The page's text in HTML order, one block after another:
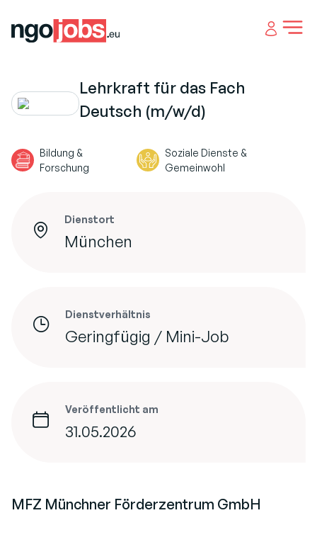
Open
Lehrkraft für das Fach
Deutsch (m/w/d)
Bildung &
Forschung
Soziale Dienste &
Gemeinwohl
Dienstort
München
Dienstverhältnis
Geringfügig / Mini-Job
Veröffentlicht am
31.05.2026
MFZ Münchner Förderzentrum GmbH